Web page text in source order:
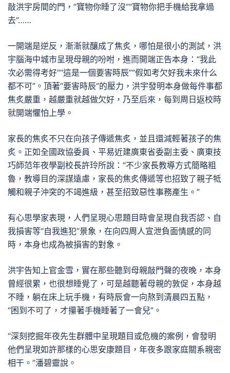
敲洪宇房間的門，“寶物你睡了沒”“寶物你把手機給我拿過
去”……
一開端是逆反，漸漸就釀成了焦炙，哪怕是很小的測試，洪
宇腦海中城市呈現母親的吩咐，進而開端正告本身：“我此
次必需得考好”“這是一個要害時辰”“假如考欠好我未來什么
都不可”。頂著“要害時辰”的壓力，洪宇發明本身做每件事都
焦炙嚴重，越嚴重就越做欠好，乃至后來，每到周日返校時
就開端懼怕上學。
家長的焦炙不只在向孩子傳遞焦炙，並且還減輕著孩子的焦
炙。正如全國政協委員、平易近建廣東省委副主委、廣東技
巧師范年夜學副校長許玲所說：“不少家長教導方式簡略粗
魯，教導目的深謀遠慮，家長的焦炙傳遞等也招致了親子牴
觸和親子沖突的不竭進級，甚至招致惡性事務產生。”
有心思學家表現，人們呈現心思題目時會呈現自我否認、自
我損害等“自我進犯”景象，在向四周人宣泄負面情感的同
時，本身也成為被損害的對象。
洪宇告知上官金雪，實在那些聽到母親敲門聲的夜晚，本身
曾經很累，也很想睡覺了，可是越聽著母親的敦促，本身越
不睡，躺在床上玩手機，有時辰會一向熬到清晨四五點，
“困到不可了，才攥著手機睡著了一會兒”。
“深刻挖掘年夜先生群體中呈現題目或危機的案例，會發明
他們呈現如許那樣的心思安康題目，年夜多跟家庭關系親密
相干。”潘碧靈說。